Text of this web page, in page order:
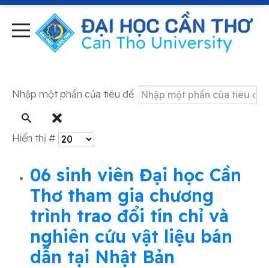
Nhập một phần của tiêu đề
Hiển thị #
06 sinh viên Đại học Cần
Thơ tham gia chương
trình trao đổi tín chỉ và
nghiên cứu vật liệu bán
dẫn tại Nhật Bản